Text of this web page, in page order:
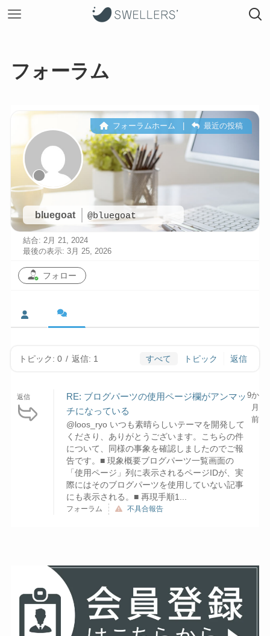
フォーラム
bluegoat @bluegoat
フォーラムホーム | 最近の投稿
結合: 2月 21, 2024
最後の表示: 3月 25, 2026
フォロー
トピック: 0 / 返信: 1 すべて トピック 返信
返信
RE: ブログパーツの使用ページ欄がアンマッ
チになっている
@loos_ryo いつも素晴らしいテーマを開発して
くださり、ありがとうございます。こちらの件
について、同様の事象を確認しましたのでご報
告です。■ 現象概要ブログパーツ一覧画面の
「使用ページ」列に表示されるページIDが、実
際にはそのブログパーツを使用していない記事
にも表示される。■ 再現手順1...
9か
月
前
フォーラム 不具合報告